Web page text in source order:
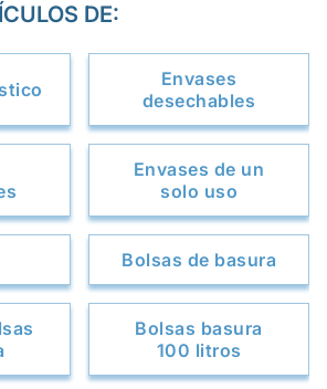
DE:
Envases
desechables
Envases de un
solo uso
Bolsas de basura
Bolsas basura
100 litros